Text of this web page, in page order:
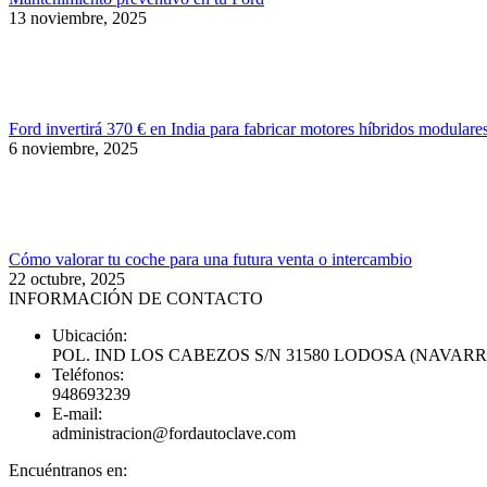
13 noviembre, 2025
Ford invertirá 370 € en India para fabricar motores híbridos
6 noviembre, 2025
Cómo valorar tu coche para una futura venta o intercambio
22 octubre, 2025
INFORMACIÓN DE CONTACTO
Ubicación:
POL. IND LOS CABEZOS S/N 31580 LODOSA
Teléfonos:
948693239
E-mail:
administracion@fordautoclave.com
Encuéntranos en: